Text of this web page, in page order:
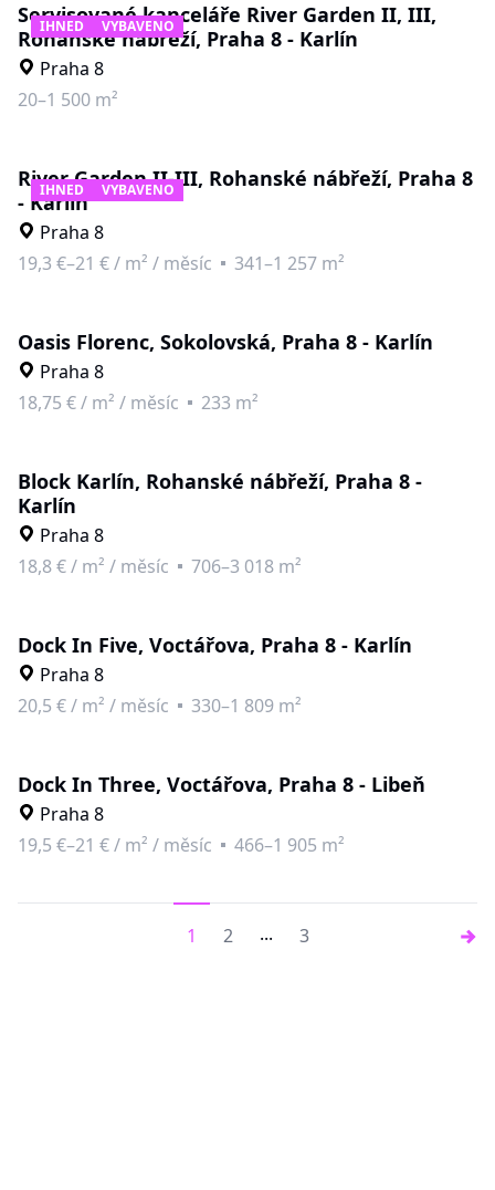
IHNED VYBAVENO
Servisované kanceláře River Garden II, III,
Rohanské nábřeží, Praha 8 - Karlín
Praha 8
20–1 500 m²
IHNED VYBAVENO
River Garden II-III, Rohanské nábřeží, Praha 8
- Karlín
Praha 8
19,3 €–21 €/ m² / měsíc 341–1 257 m²
Oasis Florenc, Sokolovská, Praha 8 - Karlín
Praha 8
18,75 €/ m² / měsíc 233 m²
Block Karlín, Rohanské nábřeží, Praha 8 -
Karlín
Praha 8
18,8 €/ m² / měsíc 706–3 018 m²
Dock In Five, Voctářova, Praha 8 - Karlín
Praha 8
20,5 €/ m² / měsíc 330–1 809 m²
Dock In Three, Voctářova, Praha 8 - Libeň
Praha 8
19,5 €–21 €/ m² / měsíc 466–1 905 m²
1 2 ... 3